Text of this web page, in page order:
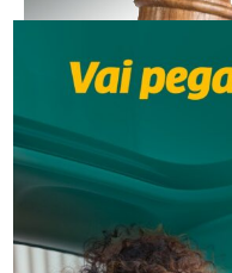
Segurança
Justiça condena
adolescente e manda